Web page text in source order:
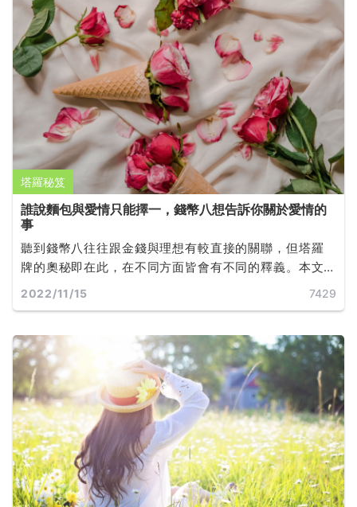
塔羅秘笈
誰說麵包與愛情只能擇一，錢幣八想告訴你關於愛情的
事
聽到錢幣八往往跟金錢與理想有較直接的關聯，但塔羅
牌的奧秘即在此，在不同方面皆會有不同的釋義。本文
將傳遞給你正逆位錢幣八對於愛情的忠告。
2022/11/15 7429